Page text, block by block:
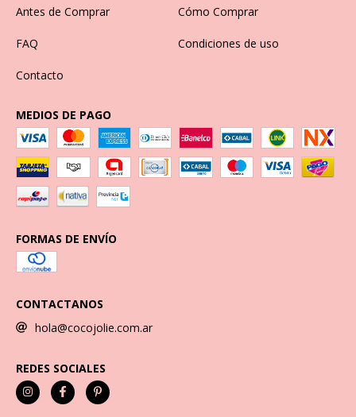
Antes de Comprar Cómo Comprar
FAQ Condiciones de uso
Contacto
MEDIOS DE PAGO
FORMAS DE ENVÍO
CONTACTANOS
hola@cocojolie.com.ar
REDES SOCIALES